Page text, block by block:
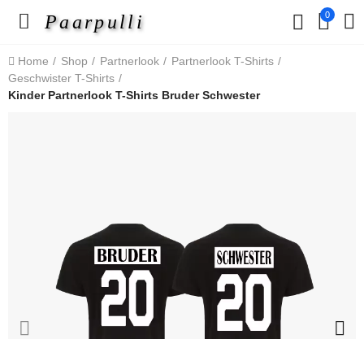
Paarpulli 0
Home Shop Partnerlook
Partnerlook T-Shirts
Geschwister T-Shirts
Kinder Partnerlook T-Shirts Bruder Schwester